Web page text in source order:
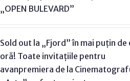
„OPEN BULEVARD”
Sold out la „Fjord” în mai puțin de
oră! Toate invitațiile pentru
avanpremiera de la